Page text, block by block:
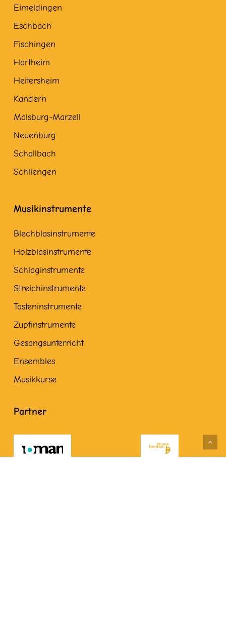
Eimeldingen
Eschbach
Fischingen
Hartheim
Heitersheim
Kandern
Malsburg-Marzell
Neuenburg
Schallbach
Schliengen
Musikinstrumente
Blechblasinstrumente
Holzblasinstrumente
Schlaginstrumente
Streichinstrumente
Tasteninstrumente
Zupfinstrumente
Gesangsunterricht
Ensembles
Musikkurse
Partner